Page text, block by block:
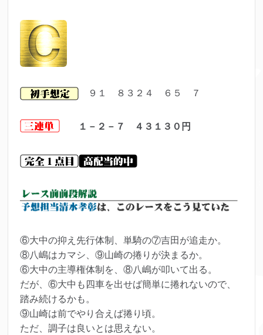
９１ ８３２４ ６５ ７
１－２－７ ４３１３０円
⑥大中の抑え先行体制、単騎の⑦吉田が追走か。
⑧八嶋はカマシ、⑨山崎の捲りが決まるか。
⑥大中の主導権体制を、⑧八嶋が叩いて出る。
だが、⑥大中も四車を出せば簡単に捲れないので、
踏み続けるかも。
⑨山崎は前でやり合えば捲り頃。
ただ、調子は良いとは思えない。